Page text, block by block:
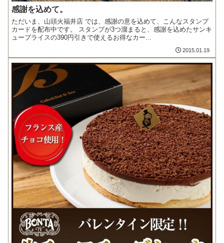
感謝を込めて。
ただいま、山頭火福井店 では、感謝の意を込めて、こんなスタンプ
カードを配布中です。 スタンプが3つ溜まると、感謝を込めたサンキ
ュープライスの390円引きで使えるお得なカー...
2015.01.19